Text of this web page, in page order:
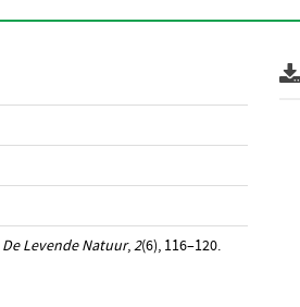
De Levende Natuur,2(6), 116–120.